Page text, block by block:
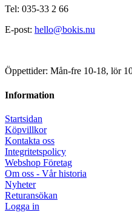
Tel: 035-33 2 66
E-post: hello@bokis.nu
Öppettider: Mån-fre 10-18, lör
Information
Startsidan
Köpvillkor
Kontakta oss
Integritetspolicy
Webshop Företag
Om oss - Vår historia
Nyheter
Returansökan
Logga in